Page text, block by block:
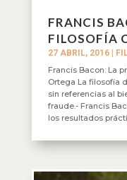
FRANCIS
FILOSOFÍA
27 ABRIL, 2016|
Francis Bacon: La
Ortega La filosofía
sin referencias al
fraude.- Francis
los resultados